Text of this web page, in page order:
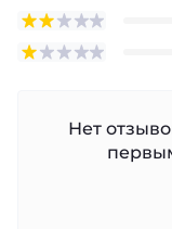
Нет